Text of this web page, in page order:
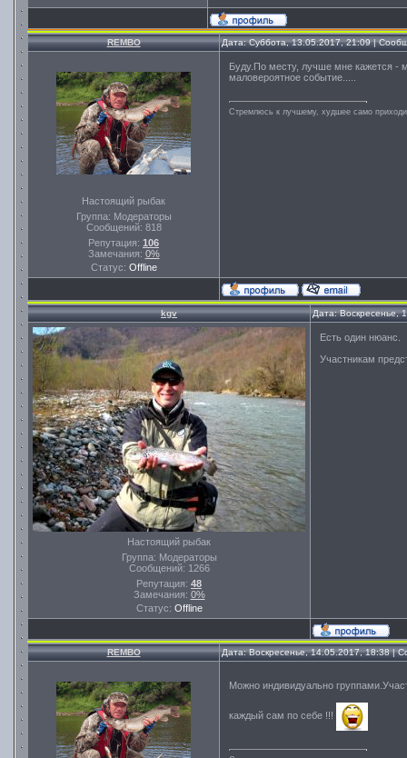
REMBO Дата: Суббота, 13.05.2017, 21:09 |
Настоящий рыбак
Группа: Модераторы
Сообщений: 818
Репутация: 106
Замечания: 0%
Статус: Offline
Буду.По месту, лучше мне кажется -
маловероятное событие.....
Стремлюсь к лучшему, худшее само
kgv Дата: Воскресенье,
Настоящий рыбак
Группа: Модераторы
Сообщений: 1266
Репутация: 48
Замечания: 0%
Статус: Offline
Есть один нюанс.
Участникам
REMBO Дата: Воскресенье, 14.05.2017, 18:38 |
Можно индивидуально
каждый сам по себе !!!